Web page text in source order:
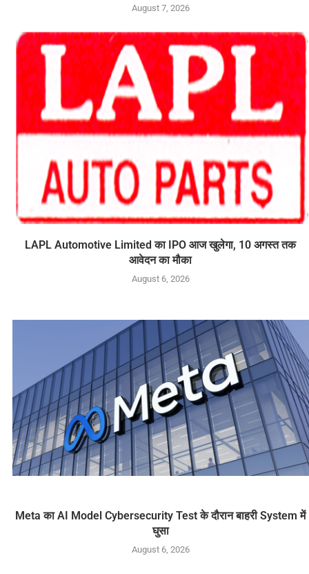
August 7, 2026
LAPL Automotive Limited का IPO आज खुलेगा, 10 अगस्त तक
आवेदन का मौका
August 6, 2026
Meta का AI Model Cybersecurity Test के दौरान बाहरी System में
घुसा
August 6, 2026